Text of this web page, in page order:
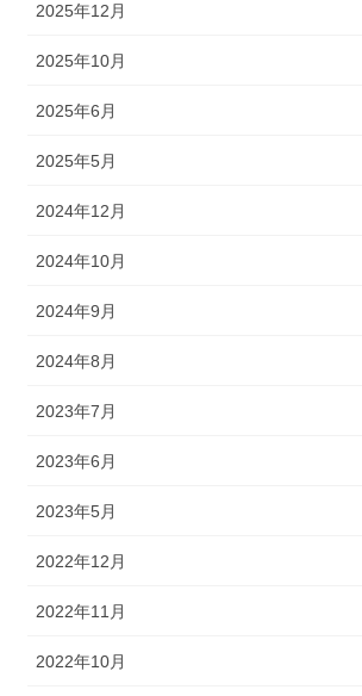
2025年12月
2025年10月
2025年6月
2025年5月
2024年12月
2024年10月
2024年9月
2024年8月
2023年7月
2023年6月
2023年5月
2022年12月
2022年11月
2022年10月